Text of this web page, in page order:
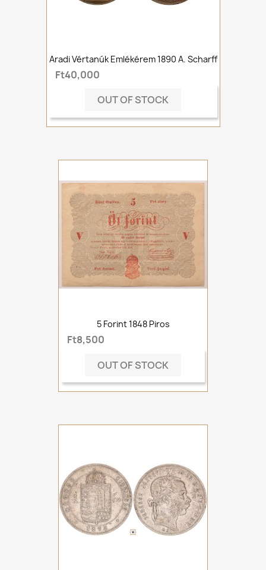
Aradi Vértanúk Emlékérem 1890 A. Scharff
Ft40,000
OUT OF STOCK
5 Forint 1848 Piros
Ft8,500
OUT OF STOCK